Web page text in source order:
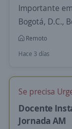
Importante
Bogotá, D.C.,
Remoto
Hace 3 días
Se precisa
Docente
Jornada AM